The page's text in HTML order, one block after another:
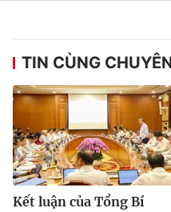
® Cấm sao chép dưới mọi
thuận bằng văn bản. Ghi rõ
thông tin từ website này.
TIN CÙNG
Kết luận của Tổng Bí